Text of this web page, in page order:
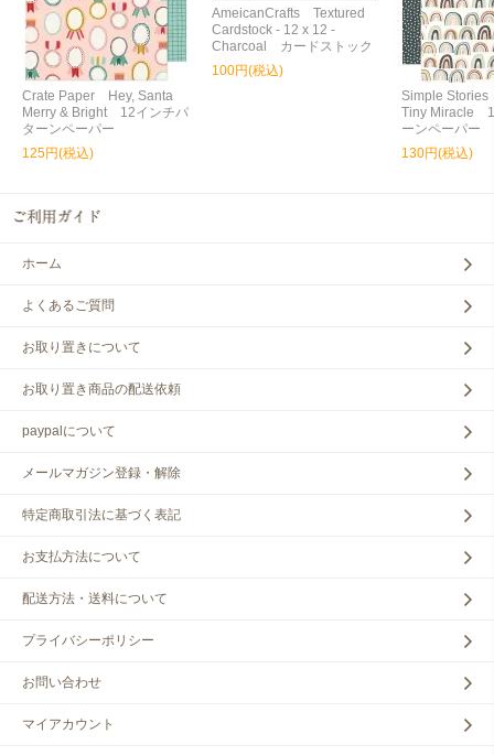
Crate Paper Hey, Santa
Merry & Bright 12インチパ
ターンペーパー
125円(税込)
AmeicanCrafts Textured
Cardstock - 12 x 12 -
Charcoal カードストック
100円(税込)
Simple
Tiny Miracle
ーンペーパー
130円(税込)
ホーム
よくあるご質問
お取り置きについて
お取り置き商品の配送依頼
paypalについて
メールマガジン登録・解除
特定商取引法に基づく表記
お支払方法について
配送方法・送料について
プライバシーポリシー
お問い合わせ
マイアカウント